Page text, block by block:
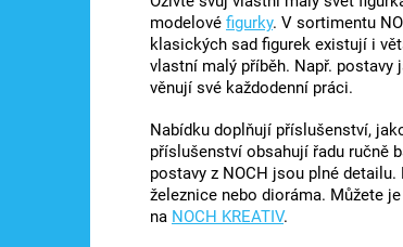
modelové figurky. V sortimentu
klasických sad figurek existují i
vlastní malý příběh. Např.
věnují své každodenní práci.
Nabídku doplňují příslušenství,
příslušenství obsahují řadu ručně
postavy z NOCH jsou plné
železnice nebo dioráma. Můžete
na NOCH KREATIV.